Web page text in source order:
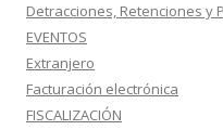
Detracciones, Retenciones y
EVENTOS
Extranjero
Facturación electrónica
FISCALIZACIÓN